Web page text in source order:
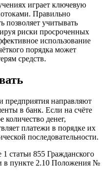
играет ключевую
Правильно
позволяет учитывать
риски просроченных
использование
порядка может
средств.
предприятия направляют
в банк. Если на счёте
количество денег,
платежи в порядке их
последовательности.
статьи 855 Гражданского
в пункте 2.10 Положения №